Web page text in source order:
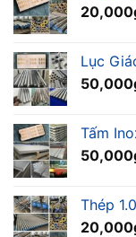
20,000
Lục
50,000
Tấm
50,000
Thép
20,000